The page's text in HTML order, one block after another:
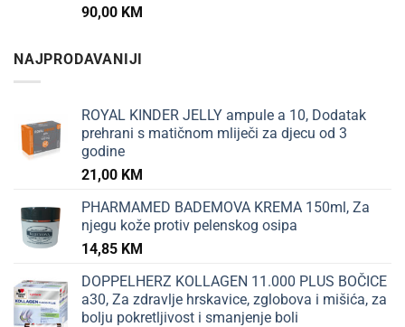
90,00 KM
NAJPRODAVANIJI
ROYAL KINDER JELLY ampule a 10, Dodatak
prehrani s matičnom mliječi za djecu od 3
godine
21,00 KM
PHARMAMED BADEMOVA KREMA 150ml, Za
njegu kože protiv pelenskog osipa
14,85 KM
DOPPELHERZ KOLLAGEN 11.000 PLUS BOČICE
a30, Za zdravlje hrskavice, zglobova i mišića, za
bolju pokretljivost i smanjenje boli